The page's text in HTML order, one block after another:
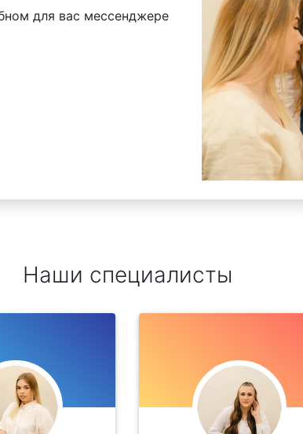
для вас мессенджере
Наши специалисты